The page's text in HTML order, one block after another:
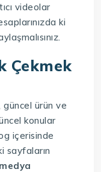
videolar
ki
Çekmek
güncel ürün ve
konular
içerisinde
sayfaların